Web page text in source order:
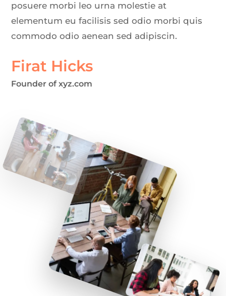
posuere morbi leo urna molestie at
elementum eu facilisis sed odio morbi quis
commodo odio aenean sed adipiscin.
Firat Hicks
Founder of xyz.com